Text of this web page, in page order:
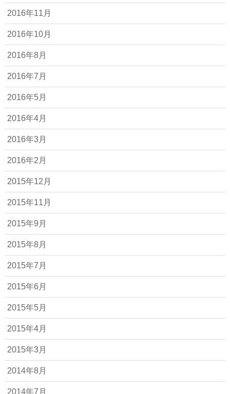
2016年11月
2016年10月
2016年8月
2016年7月
2016年5月
2016年4月
2016年3月
2016年2月
2015年12月
2015年11月
2015年9月
2015年8月
2015年7月
2015年6月
2015年5月
2015年4月
2015年3月
2014年8月
2014年7月